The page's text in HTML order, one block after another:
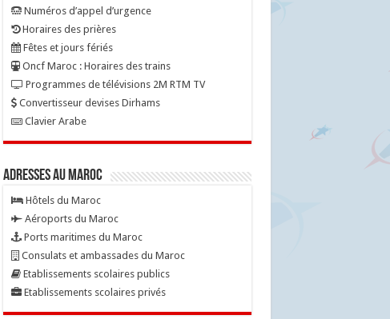
Numéros d’appel d’urgence
Horaires des prières
Fêtes et jours fériés
Oncf Maroc : Horaires des trains
Programmes de télévisions 2M RTM TV
Convertisseur devises Dirhams
Clavier Arabe
Adresses au Maroc
Hôtels du Maroc
Aéroports du Maroc
Ports maritimes du Maroc
Consulats et ambassades du Maroc
Etablissements scolaires publics
Etablissements scolaires privés